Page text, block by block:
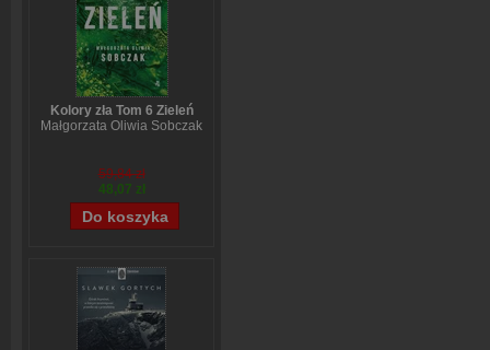
Kolory zła Tom 6 Zieleń
Małgorzata Oliwia Sobczak
59,84 zł
48,07 zł